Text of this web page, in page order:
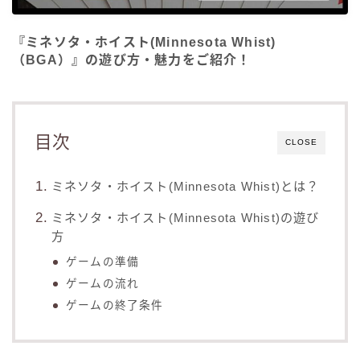
『ミネソタ・ホイスト(Minnesota Whist)
（BGA）』の遊び方・魅力をご紹介！
CLOSE
目次
ミネソタ・ホイスト(Minnesota Whist)とは？
ミネソタ・ホイスト(Minnesota Whist)の遊び
方
ゲームの準備
ゲームの流れ
ゲームの終了条件